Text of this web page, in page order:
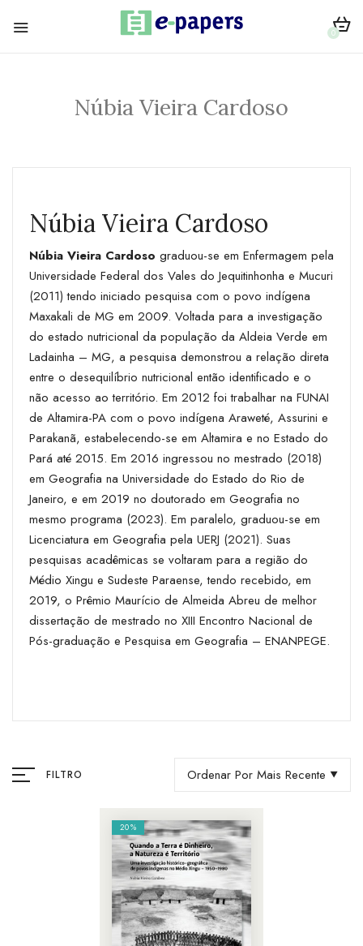
0
Núbia Vieira Cardoso
Núbia Vieira Cardoso
Núbia Vieira Cardoso graduou-se em Enfermagem pela
Universidade Federal dos Vales do Jequitinhonha e Mucuri
(2011) tendo iniciado pesquisa com o povo indígena
Maxakali de MG em 2009. Voltada para a investigação
do estado nutricional da população da Aldeia Verde em
Ladainha – MG, a pesquisa demonstrou a relação direta
entre o desequilíbrio nutricional então identificado e o
não acesso ao território. Em 2012 foi trabalhar na FUNAI
de Altamira-PA com o povo indígena Araweté, Assurini e
Parakanã, estabelecendo-se em Altamira e no Estado do
Pará até 2015. Em 2016 ingressou no mestrado (2018)
em Geografia na Universidade do Estado do Rio de
Janeiro, e em 2019 no doutorado em Geografia no
mesmo programa (2023). Em paralelo, graduou-se em
Licenciatura em Geografia pela UERJ (2021). Suas
pesquisas acadêmicas se voltaram para a região do
Médio Xingu e Sudeste Paraense, tendo recebido, em
2019, o Prêmio Maurício de Almeida Abreu de melhor
dissertação de mestrado no XIII Encontro Nacional de
Pós-graduação e Pesquisa em Geografia – ENANPEGE.
FILTRO Ordenar Por Mais Recente
20%